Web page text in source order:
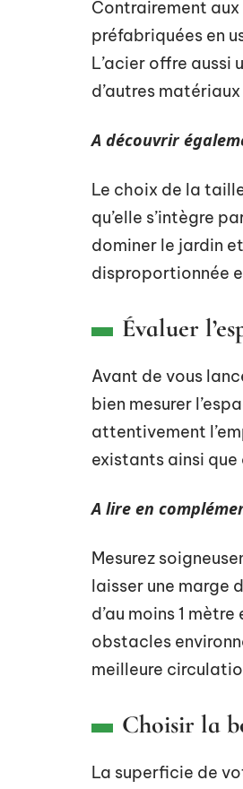
Contrairement
préfabriquées en
L’acier offre aussi
d’autres
A découvrir
Le choix de la
qu’elle s’intègre
dominer le jardin
disproportionnée
Évaluer
Avant de vous
bien mesurer
attentivement
existants ainsi
A lire en
Mesurez
laisser une marge
d’au moins 1
obstacles
meilleure
Choisir la
La superficie de